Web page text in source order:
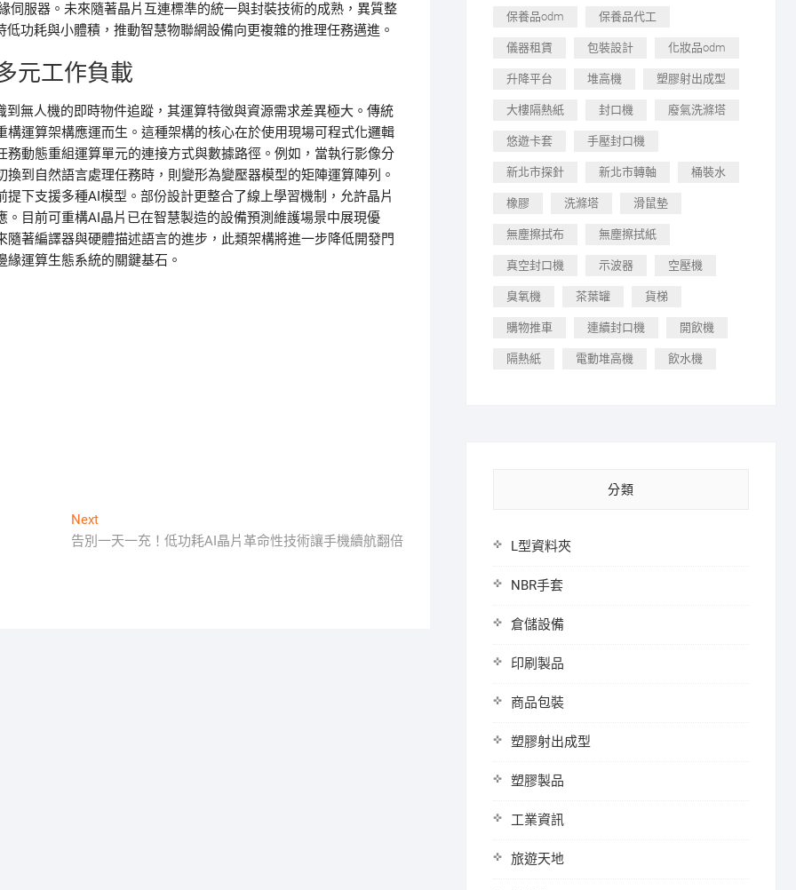
服器。未來隨著晶片互連標準的統一與封裝技術的成熟，異質整
功耗與小體積，推動智慧物聯網設備向更複雜的推理任務邁進。
元工作負載
無人機的即時物件追蹤，其運算特徵與資源需求差異極大。傳統
運算架構應運而生。這種架構的核心在於使用現場可程式化邏輯
動態重組運算單元的連接方式與數據路徑。例如，當執行影像分
到自然語言處理任務時，則變形為變壓器模型的矩陣運算陣列。
下支援多種AI模型。部份設計更整合了線上學習機制，允許晶片
目前可重構AI晶片已在智慧製造的設備預測維護場景中展現優
著編譯器與硬體描述語言的進步，此類架構將進一步降低開發門
運算生態系統的關鍵基石。
NextNext
post:
告別一天一充！低功耗AI晶片革命性技術讓手機續航翻倍
保養品odm 保養品代工
儀器租賃 包裝設計 化妝品odm
升降平台 堆高機 塑膠射出成型
大樓隔熱紙 封口機 廢氣洗滌塔
悠遊卡套 手壓封口機
新北市探針 新北市轉軸 桶裝水
橡膠 洗滌塔 滑鼠墊
無塵擦拭布 無塵擦拭紙
真空封口機 示波器 空壓機
臭氧機 茶葉罐 貨梯
購物推車 連續封口機 開飲機
隔熱紙 電動堆高機 飲水機
分類
L型資料夾
NBR手套
倉儲設備
印刷製品
商品包裝
塑膠射出成型
塑膠製品
工業資訊
旅遊天地